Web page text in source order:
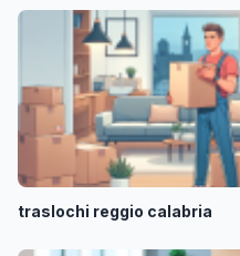
traslochi reggio calabria